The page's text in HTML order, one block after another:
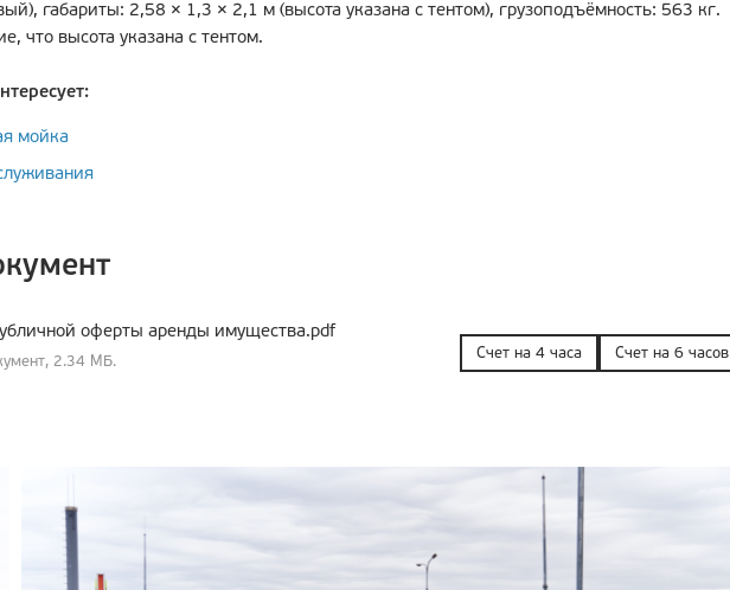
габариты: 2,58 × 1,3 × 2,1 м (высота указана с тентом), грузоподъёмность: 563 кг.
что высота указана с тентом.
мойка
оферты аренды имущества.pdf
2.34 МБ.
Счет на 4 часа Счет на 6 часов